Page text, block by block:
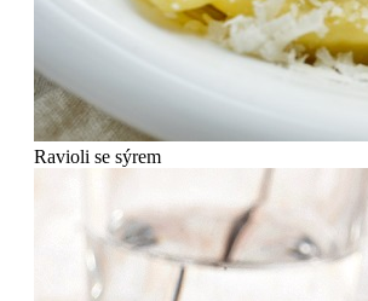
Ravioli se sýrem